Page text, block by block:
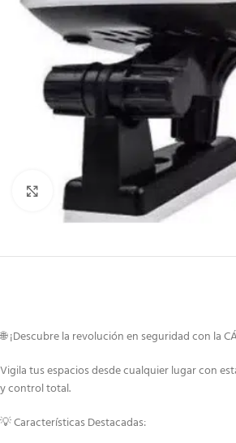
Click to enlarge
🌐 ¡Descubre la revolución en seguridad con la
Vigila tus espacios desde cualquier lugar con
y control total.
💡 Características Destacadas: